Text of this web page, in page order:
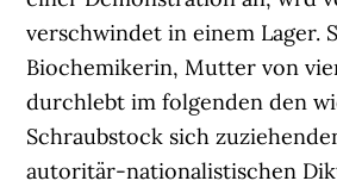
verschwindet in einem Lager.
Biochemikerin, Mutter von
durchlebt im folgenden den
Schraubstock sich
autoritär-nationalistischen